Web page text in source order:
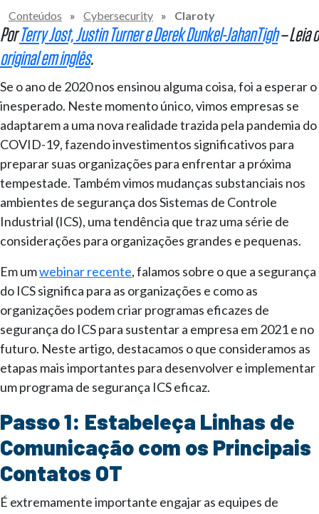
Conteúdos » Cybersecurity » Claroty
PorTerry Jost,Justin Turner eDerek Dunkel-JahanTigh– Leia o
original em inglês.
Se o ano de 2020 nos ensinou alguma coisa, foi a esperar o
inesperado. Neste momento único, vimos empresas se
adaptarem a uma nova realidade trazida pela pandemia do
COVID-19, fazendo investimentos significativos para
preparar suas organizações para enfrentar a próxima
tempestade. Também vimos mudanças substanciais nos
ambientes de segurança dos Sistemas de Controle
Industrial (ICS), uma tendência que traz uma série de
considerações para organizações grandes e pequenas.
Em umwebinar recente, falamos sobre o que a segurança
do ICS significa para as organizações e como as
organizações podem criar programas eficazes de
segurança do ICS para sustentar a empresa em 2021 e no
futuro. Neste artigo, destacamos o que consideramos as
etapas mais importantes para desenvolver e implementar
um programa de segurança ICS eficaz.
Passo 1: Estabeleça Linhas de
Comunicação com os Principais
Contatos OT
É extremamente importante engajar as equipes de